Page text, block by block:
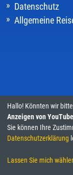
Datenschutz
Allgemeine
Hallo! Könnten wir
Anzeigen von
Sie können Ihre
Datenschutzerklärung
Lassen Sie mich